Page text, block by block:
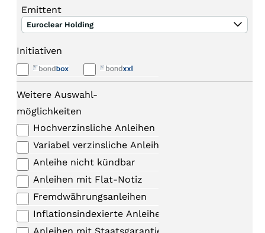
Emittent
Euroclear Holding
Initiativen
Weitere Auswahl-
möglichkeiten
Hochverzinsliche Anleihen
Variabel verzinsliche Anleihen
Anleihe nicht kündbar
Anleihen mit Flat-Notiz
Fremdwährungsanleihen
Inflationsindexierte Anleihen